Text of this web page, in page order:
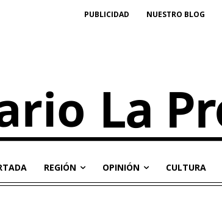
PUBLICIDAD NUESTRO BLOG
REGIÓN OPINIÓN CULTURA